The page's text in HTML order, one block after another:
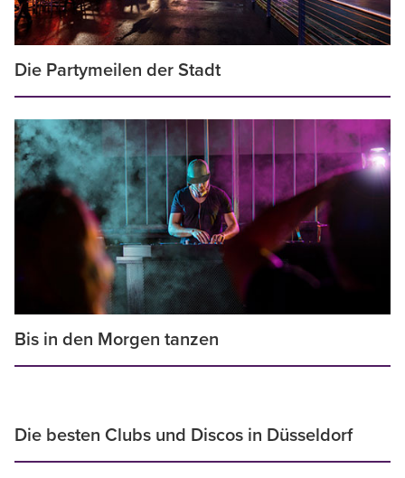
Die Partymeilen der Stadt
Bis in den Morgen tanzen
Die besten Clubs und Discos in Düsseldorf